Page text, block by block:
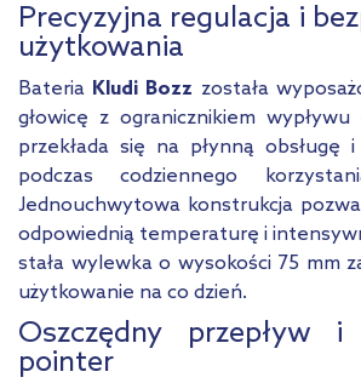
Precyzyjna regulacja i
użytkowania
Bateria Kludi Bozz została
głowicę z ogranicznikiem
przekłada się na płynną obsługę
podczas codziennego
Jednouchwytowa konstrukcja
odpowiednią temperaturę i
stała wylewka o wysokości 75 mm
użytkowanie na co dzień.
Oszczędny przepływ
pointer